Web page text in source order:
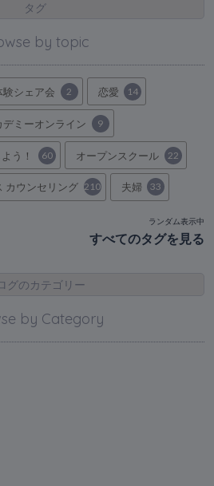
タグ
by topic
験シェア会 2 恋愛 14
デミーオンライン 9
う！ 60 オープンスクール 22
カウンセリング 210 夫婦 33
ランダム表示中
すべてのタグを見る
グのカテゴリー
by Category